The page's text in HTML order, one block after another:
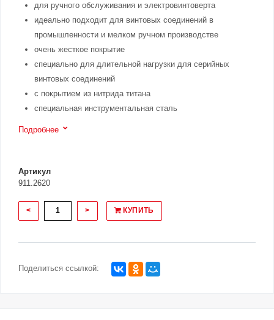
для ручного обслуживания и электровинтоверта
идеально подходит для винтовых соединений в
промышленности и мелком ручном производстве
очень жесткое покрытие
специально для длительной нагрузки для серийных
винтовых соединений
с покрытием из нитрида титана
специальная инструментальная сталь
Подробнее
Артикул
911.2620
< > КУПИТЬ
Поделиться ссылкой: